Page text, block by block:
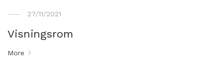
27/11/2021
Visningsrom
More